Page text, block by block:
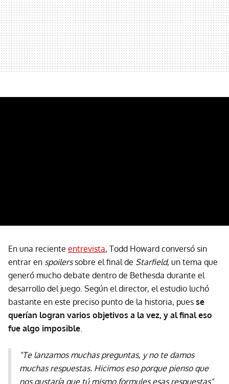
En una reciente entrevista, Todd Howard conversó sin
entrar en spoilerssobre el final de Starfield, un tema que
generó mucho debate dentro de Bethesda durante el
desarrollo del juego. Según el director, el estudio luchó
bastante en este preciso punto de la historia, pues se
querían logran varios objetivos a la vez, y al final eso
fue algo imposible.
"Te lanzamos muchas preguntas, y no te damos
muchas respuestas. Hicimos eso porque pienso que
nos gustaría que tú mismo formules esas respuestas"